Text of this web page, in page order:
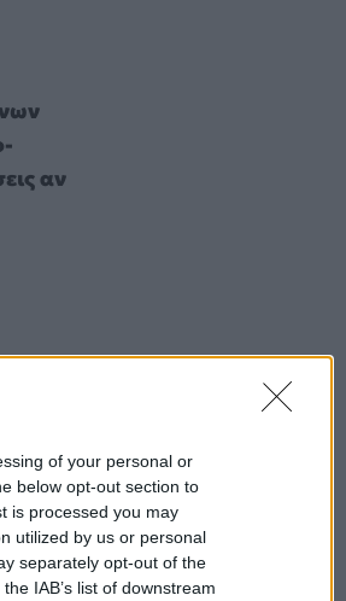
of your personal or
below opt-out section to
is processed you may
utilized by us or personal
separately opt-out of the
IAB’s list of downstream
αν